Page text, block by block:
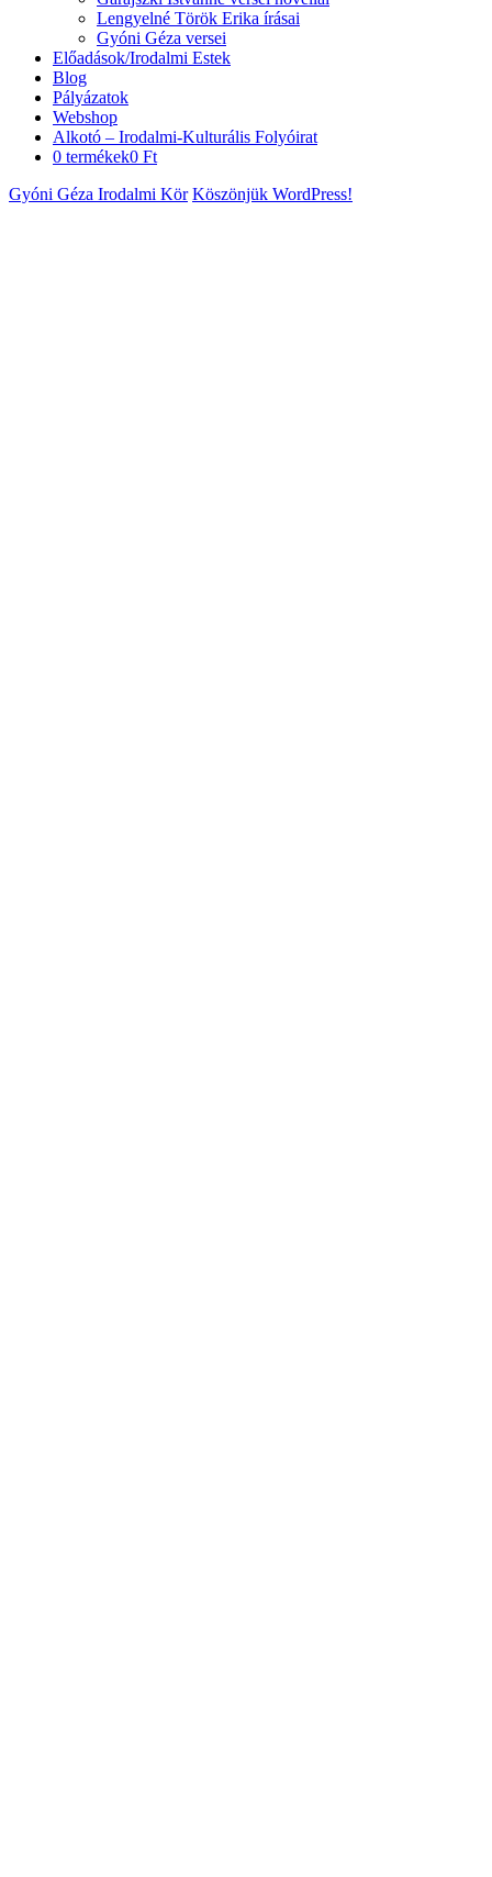
Lengyelné Török Erika írásai
Gyóni Géza versei
Előadások/Irodalmi Estek
Blog
Pályázatok
Webshop
Alkotó – Irodalmi-Kulturális Folyóirat
0 termékek0 Ft
Gyóni Géza Irodalmi Kör Köszönjük WordPress!